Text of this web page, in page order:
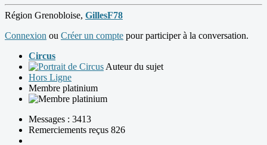
Région Grenobloise, GillesF78
Connexion ou Créer un compte pour participer à la conversation.
Circus
Auteur du sujet
Hors Ligne
Membre platinium
Messages : 3413
Remerciements reçus 826